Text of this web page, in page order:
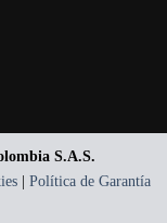
S.A.S.
| Política de Garantía